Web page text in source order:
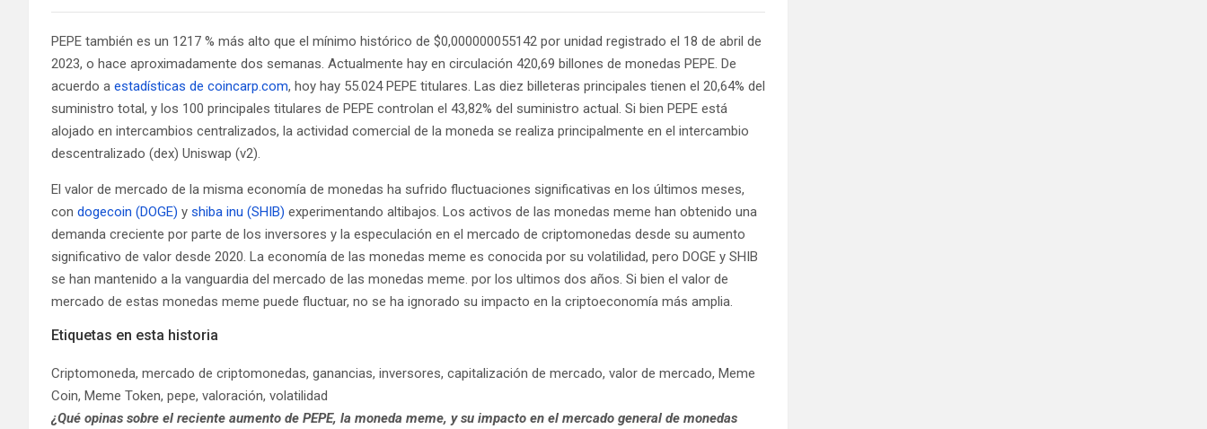
PEPE también es un 1217 % más alto que el mínimo histórico de $0,000000055142 por unidad registrado el 18 de abril de
2023, o hace aproximadamente dos semanas. Actualmente hay en circulación 420,69 billones de monedas PEPE. De
acuerdo a estadísticas de coincarp.com, hoy hay 55.024 PEPE titulares. Las diez billeteras principales tienen el 20,64% del
suministro total, y los 100 principales titulares de PEPE controlan el 43,82% del suministro actual. Si bien PEPE está
alojado en intercambios centralizados, la actividad comercial de la moneda se realiza principalmente en el intercambio
descentralizado (dex) Uniswap (v2).
El valor de mercado de la misma economía de monedas ha sufrido fluctuaciones significativas en los últimos meses,
con dogecoin (DOGE) y shiba inu (SHIB) experimentando altibajos. Los activos de las monedas meme han obtenido una
demanda creciente por parte de los inversores y la especulación en el mercado de criptomonedas desde su aumento
significativo de valor desde 2020. La economía de las monedas meme es conocida por su volatilidad, pero DOGE y SHIB
se han mantenido a la vanguardia del mercado de las monedas meme. por los ultimos dos años. Si bien el valor de
mercado de estas monedas meme puede fluctuar, no se ha ignorado su impacto en la criptoeconomía más amplia.
Etiquetas en esta historia
Criptomoneda, mercado de criptomonedas, ganancias, inversores, capitalización de mercado, valor de mercado, Meme
Coin, Meme Token, pepe, valoración, volatilidad
¿Qué opinas sobre el reciente aumento de PEPE, la moneda meme, y su impacto en el mercado general de monedas